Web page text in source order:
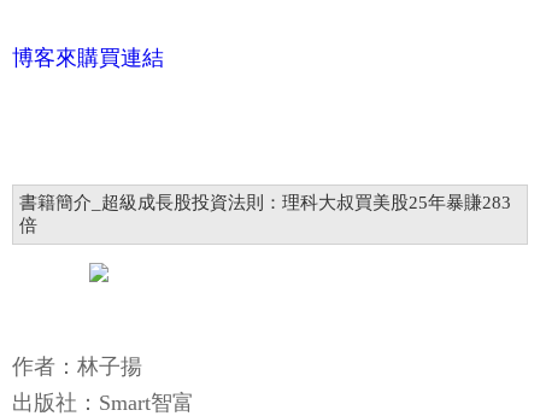
博客來購買連結
書籍簡介_超級成長股投資法則：理科大叔買美股25年暴賺283
倍
作者：林子揚
出版社：Smart智富